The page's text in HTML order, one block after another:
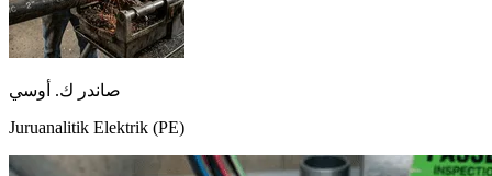
صاندر ك. أوسي
Juruanalitik Elektrik (PE)